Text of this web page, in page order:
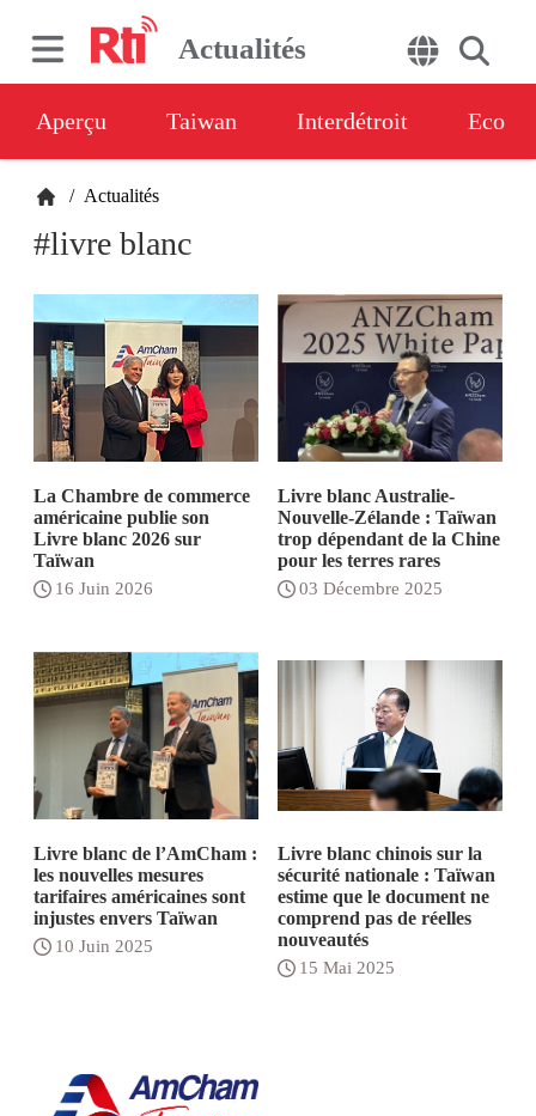
Actualités
Aperçu Taiwan Interdétroit Eco
/ Actualités
#livre blanc
La Chambre de commerce
américaine publie son
Livre blanc 2026 sur
Taïwan
16 Juin 2026
Livre blanc Australie-
Nouvelle-Zélande : Taïwan
trop dépendant de la Chine
pour les terres rares
03 Décembre 2025
Livre blanc de l’AmCham :
les nouvelles mesures
tarifaires américaines sont
injustes envers Taïwan
10 Juin 2025
Livre blanc chinois sur la
sécurité nationale : Taïwan
estime que le document ne
comprend pas de réelles
nouveautés
15 Mai 2025